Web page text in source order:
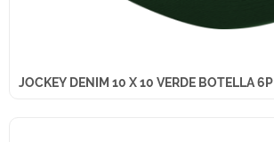
JOCKEY DENIM 10 X 10 VERDE BOTELLA 6P